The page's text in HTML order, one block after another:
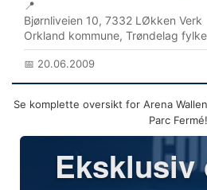
📍
Bjørnliveien 10, 7332 LØkken Verk
Orkland kommune, Trøndelag fylke
📅 20.06.2009
Se komplette oversikt for Arena
Parc Fermé!